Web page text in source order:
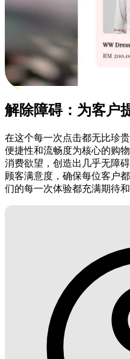
解除障碍：为客户
在这个每一次点击都无比珍
便捷性和流畅度为核心的购
消费欲望，创造出几乎无障
顾客满意度，确保每位客户
们的每一次体验都充满期待和